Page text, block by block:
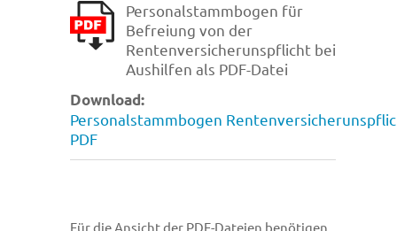
Personalstammbogen für
Befreiung von der
Rentenversicherunspflicht bei
Aushilfen als PDF-Datei
Download:
Personalstammbogen
PDF
Für die Ansicht der PDF-Dateien benötigen